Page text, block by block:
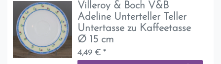
Villeroy & Boch V&B
Adeline Unterteller Teller
Untertasse zu Kaffeetasse
Ø 15 cm
4,49 € *